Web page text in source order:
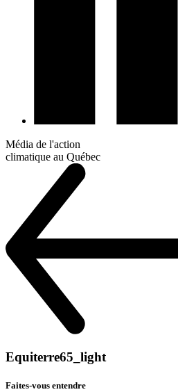
Média de l'action
climatique au Québec
Equiterre65_light
Faites-vous entendre